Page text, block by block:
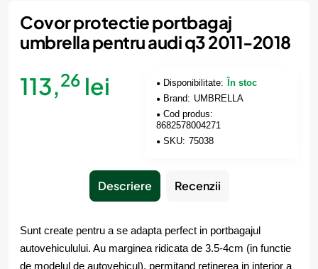
Covor protectie portbagaj
umbrella pentru audi q3 2011-2018
113,26 lei Disponibilitate:
În stoc
Brand: UMBRELLA
Cod produs:
8682578004271
SKU: 75038
Descriere Recenzii
Sunt create pentru a se adapta perfect in portbagajul
autovehiculului. Au marginea ridicata de 3.5-4cm (in functie
de modelul de autovehicul), permitand retinerea in interior a